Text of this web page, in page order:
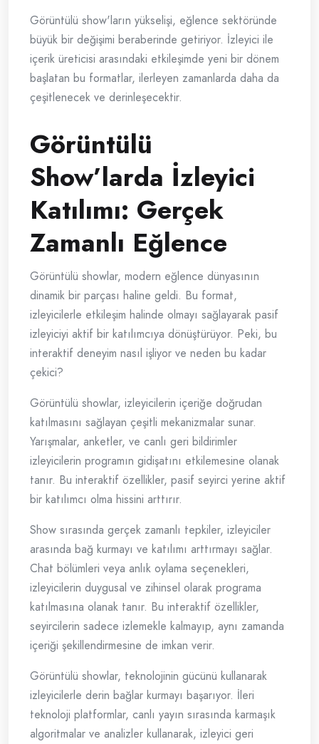
Görüntülü show'ların yükselişi, eğlence sektöründe
büyük bir değişimi beraberinde getiriyor. İzleyici ile
içerik üreticisi arasındaki etkileşimde yeni bir dönem
başlatan bu formatlar, ilerleyen zamanlarda daha da
çeşitlenecek ve derinleşecektir.
Görüntülü
Show’larda İzleyici
Katılımı: Gerçek
Zamanlı Eğlence
Görüntülü showlar, modern eğlence dünyasının
dinamik bir parçası haline geldi. Bu format,
izleyicilerle etkileşim halinde olmayı sağlayarak pasif
izleyiciyi aktif bir katılımcıya dönüştürüyor. Peki, bu
interaktif deneyim nasıl işliyor ve neden bu kadar
çekici?
Görüntülü showlar, izleyicilerin içeriğe doğrudan
katılmasını sağlayan çeşitli mekanizmalar sunar.
Yarışmalar, anketler, ve canlı geri bildirimler
izleyicilerin programın gidişatını etkilemesine olanak
tanır. Bu interaktif özellikler, pasif seyirci yerine aktif
bir katılımcı olma hissini arttırır.
Show sırasında gerçek zamanlı tepkiler, izleyiciler
arasında bağ kurmayı ve katılımı arttırmayı sağlar.
Chat bölümleri veya anlık oylama seçenekleri,
izleyicilerin duygusal ve zihinsel olarak programa
katılmasına olanak tanır. Bu interaktif özellikler,
seyircilerin sadece izlemekle kalmayıp, aynı zamanda
içeriği şekillendirmesine de imkan verir.
Görüntülü showlar, teknolojinin gücünü kullanarak
izleyicilerle derin bağlar kurmayı başarıyor. İleri
teknoloji platformlar, canlı yayın sırasında karmaşık
algoritmalar ve analizler kullanarak, izleyici geri